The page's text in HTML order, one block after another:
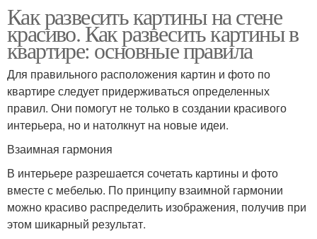
Как развесить картины на стене
красиво. Как развесить картины в
квартире: основные правила
Для правильного расположения картин и фото по
квартире следует придерживаться определенных
правил. Они помогут не только в создании красивого
интерьера, но и натолкнут на новые идеи.
Взаимная гармония
В интерьере разрешается сочетать картины и фото
вместе с мебелью. По принципу взаимной гармонии
можно красиво распределить изображения, получив при
этом шикарный результат.